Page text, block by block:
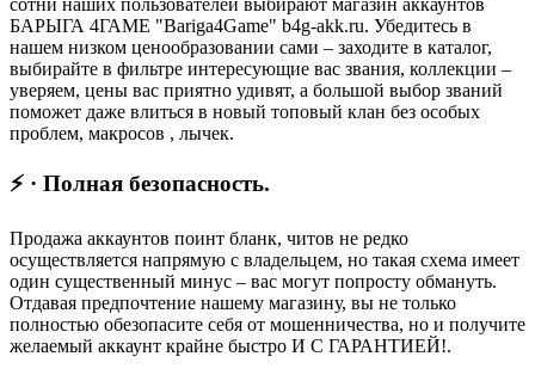
сотни наших пользователей выбирают магазин аккаунтов
БАРЫГА 4ГАМЕ "Bariga4Game" b4g-akk.ru. Убедитесь в
нашем низком ценообразовании сами – заходите в каталог,
выбирайте в фильтре интересующие вас звания, коллекции –
уверяем, цены вас приятно удивят, а большой выбор званий
поможет даже влиться в новый топовый клан без особых
проблем, макросов , лычек.
⚡ · Полная безопасность.
Продажа аккаунтов поинт бланк, читов не редко
осуществляется напрямую с владельцем, но такая схема имеет
один существенный минус – вас могут попросту обмануть.
Отдавая предпочтение нашему магазину, вы не только
полностью обезопасите себя от мошенничества, но и получите
желаемый аккаунт крайне быстро И С ГАРАНТИЕЙ!.